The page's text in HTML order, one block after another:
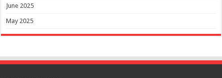
June 2025
May 2025